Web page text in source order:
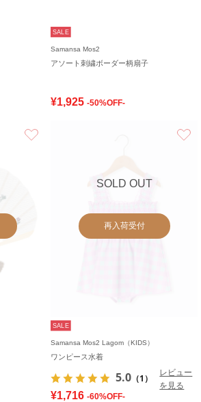
SALE
Samansa Mos2
アソート刺繍ボーダー柄扇子
¥1,925 -50%OFF-
SOLD OUT
再入荷受付
SALE
Samansa Mos2 Lagom（KIDS）
ワンピース水着
5.0 （1）
レビュー
を見る
¥1,716 -60%OFF-